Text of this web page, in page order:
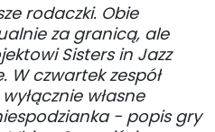
rodaczki. Obie
za granicą, ale
Sisters in Jazz
W czwartek zespół
własne
- popis gry